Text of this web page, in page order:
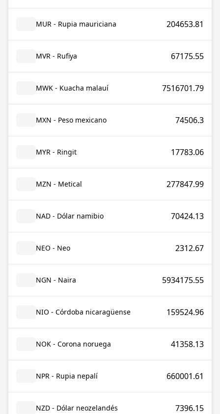
MUR - Rupia mauriciana 204653.81
MVR - Rufiya 67175.55
MWK - Kuacha malauí 7516701.79
MXN - Peso mexicano 74506.3
MYR - Ringit 17783.06
MZN - Metical 277847.99
NAD - Dólar namibio 70424.13
NEO - Neo 2312.67
NGN - Naira 5934175.55
NIO - Córdoba nicaragüense 159524.96
NOK - Corona noruega 41358.13
NPR - Rupia nepalí 660001.61
NZD - Dólar neozelandés 7396.15